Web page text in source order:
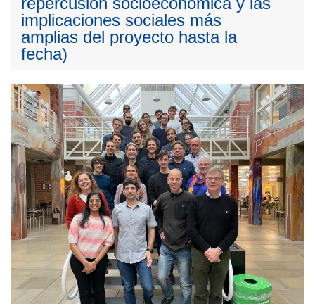
implicaciones sociales más
amplias del proyecto hasta la
fecha)